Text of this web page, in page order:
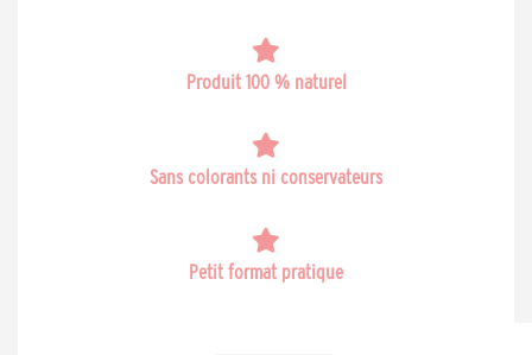
Produit 100 % naturel
Sans colorants ni conservateurs
Petit format pratique